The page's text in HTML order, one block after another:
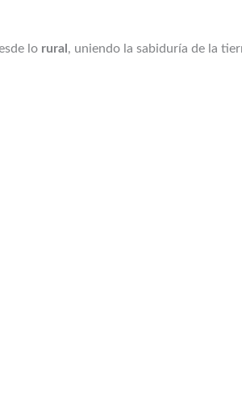
lo rural , uniendo la sabiduría de la